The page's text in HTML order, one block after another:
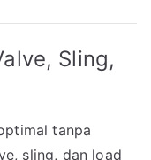
Sling,
tanpa
sling, dan load